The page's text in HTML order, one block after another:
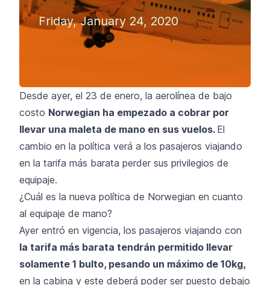
Friday, January 24, 2020
Desde ayer, el 23 de enero, la aerolínea de bajo
costo Norwegian ha empezado a cobrar por
llevar una maleta de mano en sus vuelos. El
cambio en la política verá a los pasajeros viajando
en la tarifa más barata perder sus privilegios de
equipaje.
¿Cuál es la nueva política de Norwegian en cuanto
al equipaje de mano?
Ayer entró en vigencia, los pasajeros viajando con
la tarifa más barata tendrán permitido llevar
solamente 1 bulto, pesando un máximo de 10kg,
en la cabina y este deberá poder ser puesto debajo